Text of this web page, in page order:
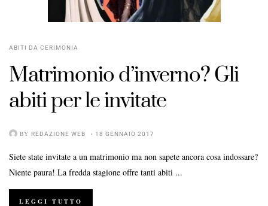
ABITI DA CERIMONIA
Matrimonio d’inverno? Gli
abiti per le invitate
BY REDAZIONE WEB 18 GENNAIO 2017
Siete state invitate a un matrimonio ma non sapete ancora cosa indossare?
Niente paura! La fredda stagione offre tanti abiti ...
LEGGI TUTTO